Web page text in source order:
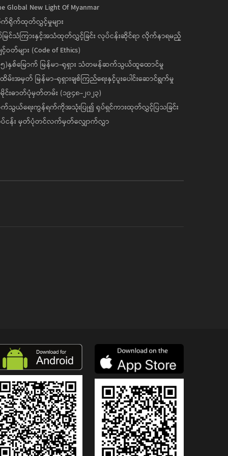
Global New Light Of Myanmar
ရိုက်ထုတ်လွှင့်မှုများ
မြင်သံကြားနှင့်အသံထုတ်လွှင့်ခြင်း လုပ်ငန်းဆိုင်ရာ လိုက်နာရမည့်
ဝတ်များ (Code of Ethics)
)နှစ်မြောက် မြန်မာ-ရုရှား သံတမန်ဆက်သွယ်ထူထောင်မှု
းအမှတ် မြန်မာ-ရုရှားချစ်ကြည်ရေးနှင့်ပူးပေါင်းဆောင်ရွက်မှု
င်းဓာတ်ပုံမှတ်တမ်း (၁၉၄၈-၂၀၂၃)
သွယ်ရေးကွန်ရက်ကိုအသုံးပြု၍ ရုပ်ရှင်ကားထုတ်လွှင့်ပြသခြင်း
ငန်း မှတ်ပုံတင်လက်မှတ်လျှောက်လွှာ